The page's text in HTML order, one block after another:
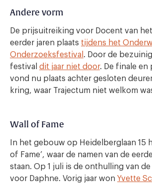
Andere vorm
De prijsuitreiking voor Docent van het
eerder jaren plaats tijdens het
Onderzoeksfestival . Door de
festival dit jaar niet door. De finale
vond nu plaats achter gesloten
kring, waar Trajectum niet welkom
Wall of Fame
In het gebouw op Heidelberglaan 15
of Fame’, waar de namen van de
staan. Op 1 juli is de onthulling van
voor Daphne. Vorig jaar won Yvette